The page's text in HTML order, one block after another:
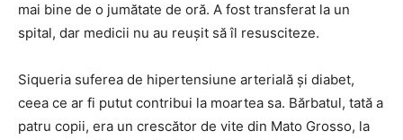
mai bine de o jumătate de oră. A fost transferat la un
spital, dar medicii nu au reușit să îl resusciteze.
Siqueria suferea de hipertensiune arterială și diabet,
ceea ce ar fi putut contribui la moartea sa. Bărbatul, tată a
patru copii, era un crescător de vite din Mato Grosso, la